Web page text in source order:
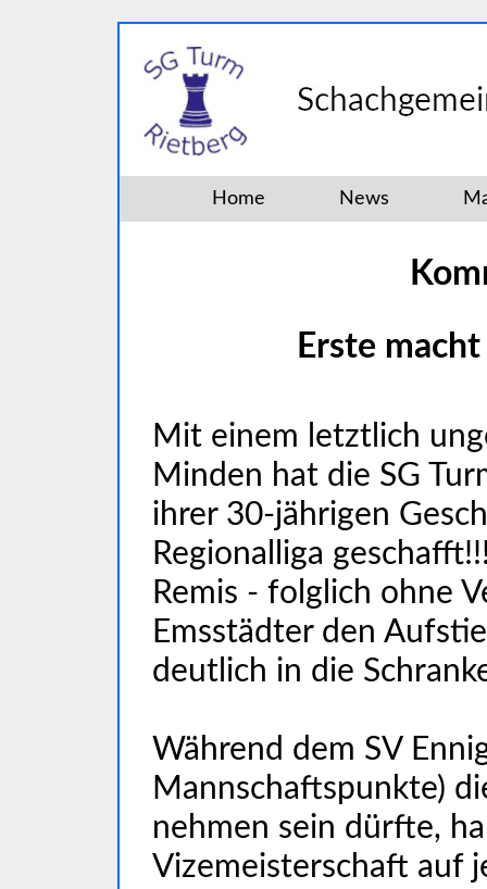
Home News
Erste
Mit einem letztlich
Minden hat die SG
ihrer 30-jährigen
Regionalliga
Remis - folglich ohne
Emsstädter den
deutlich in die
Während dem SV
Mannschaftspunkte)
nehmen sein dürfte,
Vizemeisterschaft auf